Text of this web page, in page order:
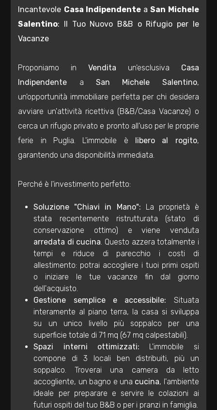
Incantevole Casa IndipendenteaSan Michele
Salentino: Il Tuo Nuovo B&B o Rifugio per le
Vacanze
Proponiamo in Vendita un'esclusiva Casa
Indipendente a San Michele Salentino,
un'opportunità immobiliare perfetta per chi desidera
avviare un'attività ricettiva (B&B/Casa Vacanze) o
cerca un rifugio privato e pronto all'uso per le proprie
ferie in Puglia. L'immobile è libero al rogito,
garantendo una disponibilità immediata.
Perché è l'investimento perfetto:
Soluzione "Chiavi in Mano": La proprietà è
stata recentemente ristrutturata (stato di
conservazione ottimo) e viene venduta
arredata di cucina. Questo azzera totalmente i
tempi e riduce di parecchio i costi di
allestimento: potrai accogliere i tuoi primi ospiti
o iniziare le tue vacanze fin dal giorno
dell'acquisto.
Gestione semplice e accessibile: Situata
interamente al piano terra, la casa si sviluppa
su un unico livello più soppalco per una
superficie totale di 71 mq (67 mq calpestabili).
Spazi interni ottimizzati: L'immobile si
compone di 3 locali ben distribuiti, più un
soppalco. Troverai una camera da letto
accogliente, un bagno e una cucina, l'ambiente
ideale per preparare e servire le colazioni ai
futuri ospiti del tuo B&B o per i pranzi in famiglia.
Qualsiasi
Industriali
Prezzo
Totale
Locali
minimi
Qualsiasi